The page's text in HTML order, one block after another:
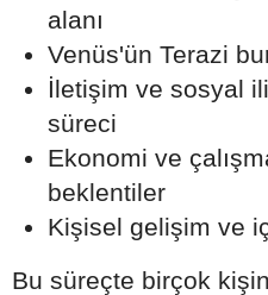
alanı
Venüs'ün Terazi
İletişim ve sosyal
süreci
Ekonomi ve
beklentiler
Kişisel gelişim ve
Bu süreçte birçok